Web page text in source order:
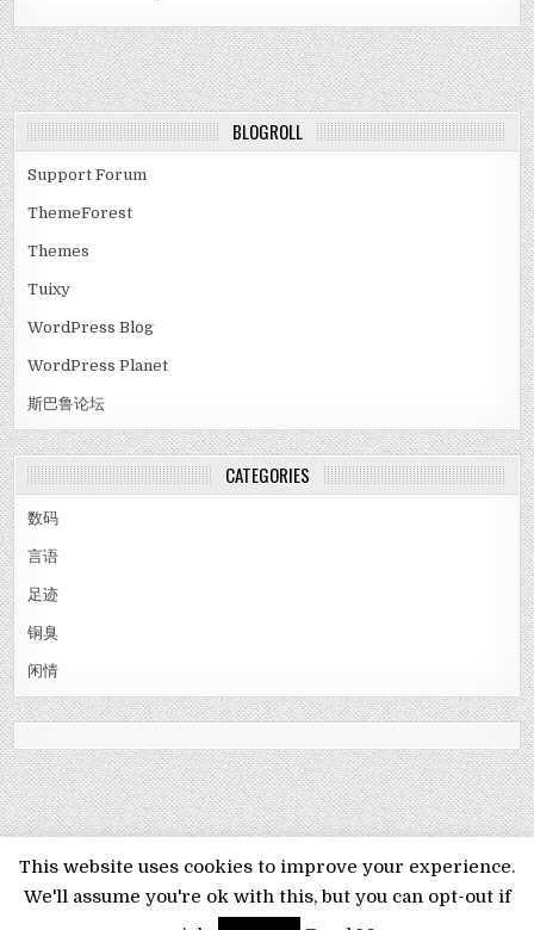
BLOGROLL
Support Forum
ThemeForest
Themes
Tuixy
WordPress Blog
WordPress Planet
斯巴鲁论坛
CATEGORIES
数码
言语
足迹
铜臭
闲情
MENU
Copyright © 2026 梦想旅:草样年华
This website uses cookies to improve your experience.
We'll assume you're ok with this, but you can opt-out if